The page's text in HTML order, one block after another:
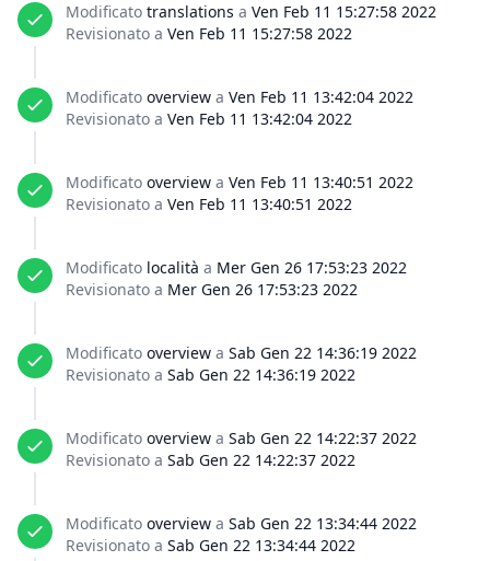
Modificato translations a Ven Feb 11 15:27:58 2022
Revisionato a Ven Feb 11 15:27:58 2022
Modificato overview a Ven Feb 11 13:42:04 2022
Revisionato a Ven Feb 11 13:42:04 2022
Modificato overview a Ven Feb 11 13:40:51 2022
Revisionato a Ven Feb 11 13:40:51 2022
Modificato località a Mer Gen 26 17:53:23 2022
Revisionato a Mer Gen 26 17:53:23 2022
Modificato overview a Sab Gen 22 14:36:19 2022
Revisionato a Sab Gen 22 14:36:19 2022
Modificato overview a Sab Gen 22 14:22:37 2022
Revisionato a Sab Gen 22 14:22:37 2022
Modificato overview a Sab Gen 22 13:34:44 2022
Revisionato a Sab Gen 22 13:34:44 2022